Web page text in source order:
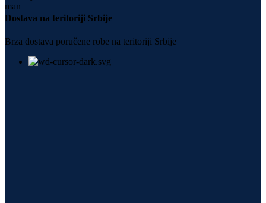
Dostava na teritoriji Srbije
Brza dostava poručene robe na teritoriji Srbije